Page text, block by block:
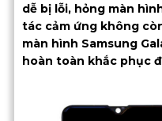
dễ bị lỗi, hỏng màn
tác cảm ứng không
màn hình Samsung
hoàn toàn khắc phục